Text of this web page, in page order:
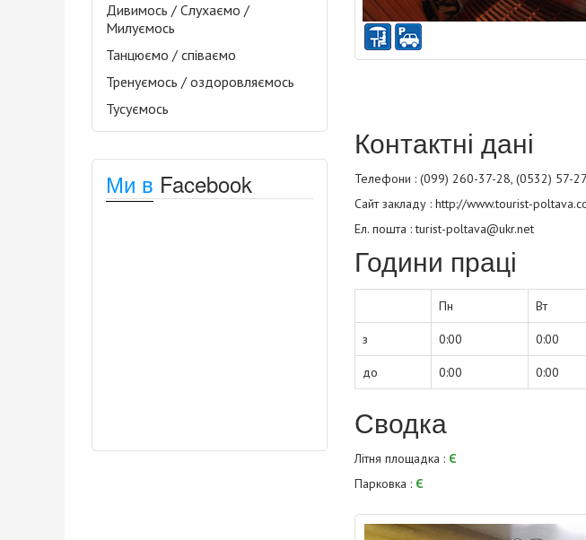
Дивимось / Слухаємо /
Милуємось
Танцюємо / співаємо
Тренуємось / оздоровляємось
Тусуємось
Ми в Facebook
Контактні дані
Телефони : (099) 260-37-28, (0532) 57-
Сайт закладу : http://www.tourist-
Ел. пошта : turist-poltava@ukr.net
Години праці
Пн Вт
з 0:00 0:00
до 0:00 0:00
Сводка
Літня площадка : Є
Парковка : Є